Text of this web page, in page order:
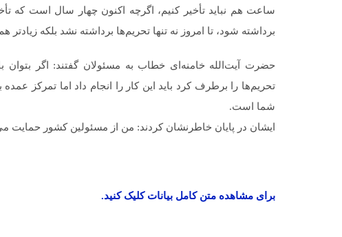
برداشته شود، تا امروز نه تنها تحریم‌ها برداشته نشد بلکه زیادتر
حضرت آیت‌الله خامنه‌ای خطاب به مسئولان گفتند: اگر بتوان
تحریم‌ها را برطرف کرد باید این کار را انجام داد اما تمرکز
شما است.
ایشان در پایان خاطرنشان کردند: من از مسئولین کشور حمایت
برای مشاهده متن کامل بیانات کلیک کنید.